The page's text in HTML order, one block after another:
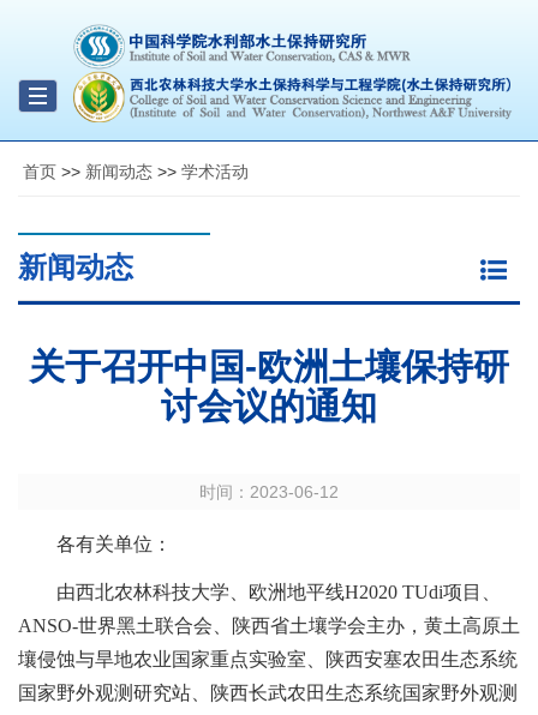
Toggle
navigation
首页 >> 新闻动态 >> 学术活动
新闻动态
关于召开中国-欧洲土壤保持研
讨会议的通知
时间： 2023-06-12
各有关单位：
由西北农林科技大学、欧洲地平线H2020 TUdi项目、
ANSO-世界黑土联合会、陕西省土壤学会主办，黄土高原土
壤侵蚀与旱地农业国家重点实验室、陕西安塞农田生态系统
国家野外观测研究站、陕西长武农田生态系统国家野外观测